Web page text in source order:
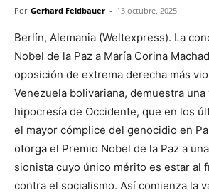
Por Gerhard Feldbauer - 13 octubre, 2025
Berlín, Alemania (Weltexpress). La
Nobel de la Paz a María Corina
oposición de extrema derecha más
Venezuela bolivariana, demuestra una
hipocresía de Occidente, que en los
el mayor cómplice del genocidio en
otorga el Premio Nobel de la Paz a
sionista cuyo único mérito es estar al
contra el socialismo. Así comienza la